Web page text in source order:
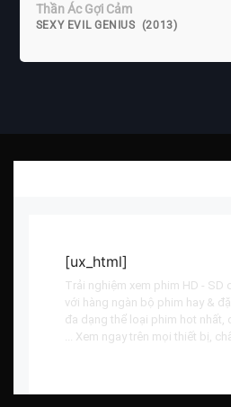
Thần Ác Gợi Cảm
SEXY EVIL GENIUS (2013)